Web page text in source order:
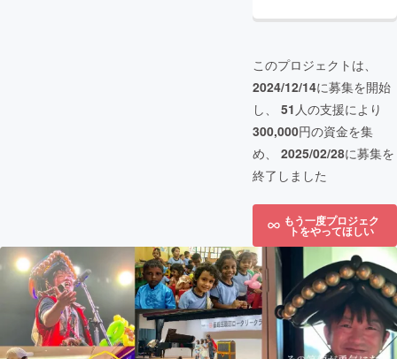
このプロジェクトは、
2024/12/14に募集を開始
し、 51 人の支援により
300,000円の資金を集
め、 2025/02/28に募集を
終了しました
もう一度プロジェク
トをやってほしい